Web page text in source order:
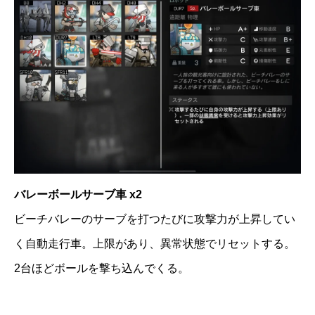
バレーボールサーブ車 x2
ビーチバレーのサーブを打つたびに攻撃力が上昇してい
く自動走行車。上限があり、異常状態でリセットする。
2台ほどボールを撃ち込んでくる。